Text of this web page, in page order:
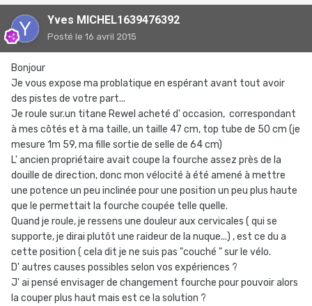
Yves MICHEL1639476392
Posté le 16 avril 2015
Bonjour
Je vous expose ma problatique en espérant avant tout avoir
des pistes de votre part...
Je roule sur.un titane Rewel acheté d' occasion, correspondant
à mes côtés et à ma taille, un taille 47 cm, top tube de 50 cm (je
mesure 1m 59, ma fille sortie de selle de 64 cm)
L' ancien propriétaire avait coupe la fourche assez près de la
douille de direction, donc mon vélocité à été amené à mettre
une potence un peu inclinée pour une position un peu plus haute
que le permettait la fourche coupée telle quelle.
Quand je roule, je ressens une douleur aux cervicales ( qui se
supporte, je dirai plutôt une raideur de la nuque...) , est ce du a
cette position ( cela dit je ne suis pas "couché " sur le vélo.
D' autres causes possibles selon vos expériences ?
J' ai pensé envisager de changement fourche pour pouvoir alors
la couper plus haut mais est ce la solution ?